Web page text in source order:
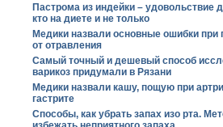
Пастрома из индейки – удовольствие
кто на диете и не только
Медики назвали основные ошибки
от отравления
Самый точный и дешевый способ
варикоз придумали в Рязани
Медики назвали кашу, пощую при
гастрите
Способы, как убрать запах изо рта.